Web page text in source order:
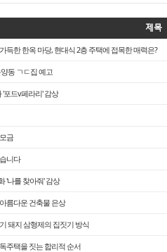
제목
득한 한옥 마당, 현대식 2층 주택에 접목한 매력은?
동 ㄱㄷ집 예고
포드v페라리' 감상
금
니다
'나를 찾아줘' 감상
름다운 건축물 은상
돼지 삼형제의 집짓기 방식
주택을 짓는 합리적 순서